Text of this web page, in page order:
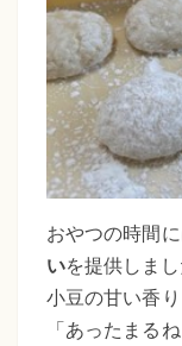
おやつの時間に
いを提供しまし
小豆の甘い香
「あったまる